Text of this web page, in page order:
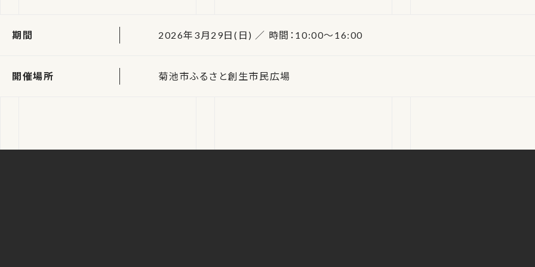
期間 2026年3月29日(日) ／ 時間：10:00～16:00
開催場所 菊池市ふるさと創生市民広場